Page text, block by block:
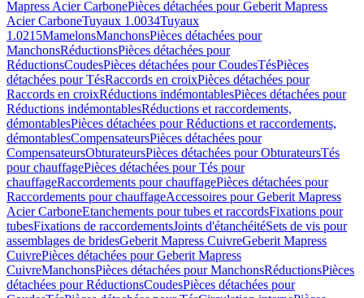
Mapress Acier CarbonePièces détachées pour Geberit Mapress
Acier CarboneTuyaux 1.0034Tuyaux
1.0215MamelonsManchonsPièces détachées pour
ManchonsRéductionsPièces détachées pour
RéductionsCoudesPièces détachées pour CoudesTésPièces
détachées pour TésRaccords en croixPièces détachées pour
Raccords en croixRéductions indémontablesPièces détachées pour
Réductions indémontablesRéductions et raccordements,
démontablesPièces détachées pour Réductions et raccordements,
démontablesCompensateursPièces détachées pour
CompensateursObturateursPièces détachées pour ObturateursTés
pour chauffagePièces détachées pour Tés pour
chauffageRaccordements pour chauffagePièces détachées pour
Raccordements pour chauffageAccessoires pour Geberit Mapress
Acier CarboneEtanchements pour tubes et raccordsFixations pour
tubesFixations de raccordementsJoints d'étanchéitéSets de vis pour
assemblages de bridesGeberit Mapress CuivreGeberit Mapress
CuivrePièces détachées pour Geberit Mapress
CuivreManchonsPièces détachées pour ManchonsRéductionsPièces
détachées pour RéductionsCoudesPièces détachées pour